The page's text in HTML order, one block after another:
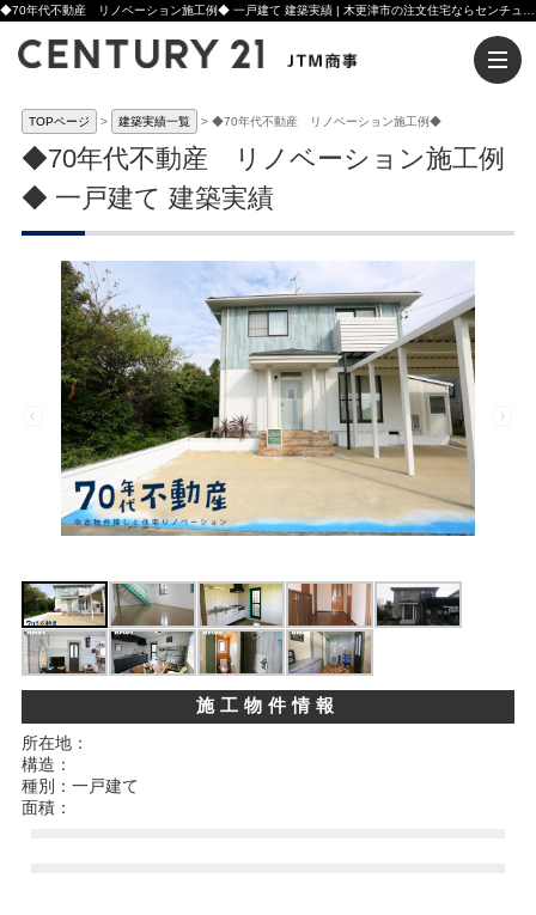
TOPページ 建築実績一覧 ◆70年代不動産 リノベーション施工例◆
◆70年代不動産 リノベーション施工例
◆ 一戸建て 建築実績
施工物件情報
所在地：
構造：
種別：一戸建て
面積：